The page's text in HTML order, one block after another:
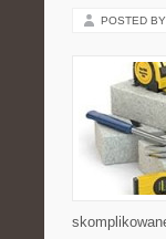
POSTED